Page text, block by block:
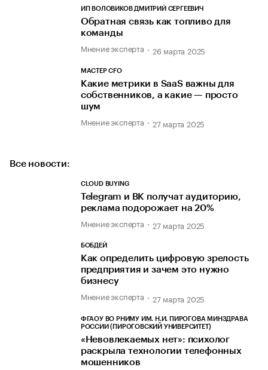
ИП ВОЛОВИКОВ ДМИТРИЙ СЕРГЕЕВИЧ
Обратная связь как топливо для
команды
Мнение эксперта 26 марта 2025
МАСТЕР CFO
Какие метрики в SaaS важны для
собственников, а какие — просто
шум
Мнение эксперта 27 марта 2025
Все новости:
CLOUD BUYING
Telegram и ВК получат аудиторию,
реклама подорожает на 20%
Мнение эксперта 27 марта 2025
БОБДЕЙ
Как определить цифровую зрелость
предприятия и зачем это нужно
бизнесу
Мнение эксперта 27 марта 2025
ФГАОУ ВО РНИМУ ИМ. Н.И. ПИРОГОВА МИНЗДРАВА
РОССИИ (ПИРОГОВСКИЙ УНИВЕРСИТЕТ)
«Невовлекаемых нет»: психолог
раскрыла технологии телефонных
мошенников